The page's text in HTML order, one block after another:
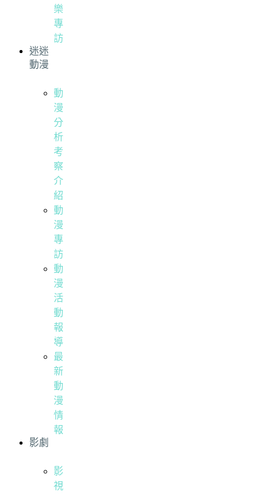
樂
專
訪
迷迷
動漫
動
漫
分
析
考
察
介
紹
動
漫
專
訪
動
漫
活
動
報
導
最
新
動
漫
情
報
影劇
影
視